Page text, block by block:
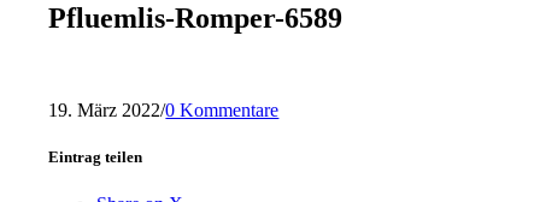
Pfluemlis-Romper-6589
19. März 2022/0 Kommentare
Eintrag teilen